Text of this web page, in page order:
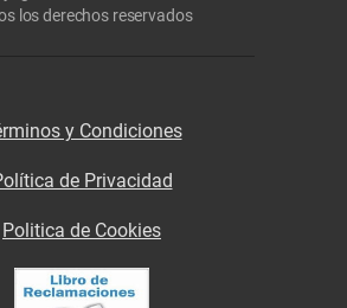
los derechos reservados
y Condiciones
de Privacidad
Politica de Cookies